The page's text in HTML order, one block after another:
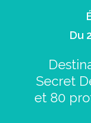
Du
Secret
et 80